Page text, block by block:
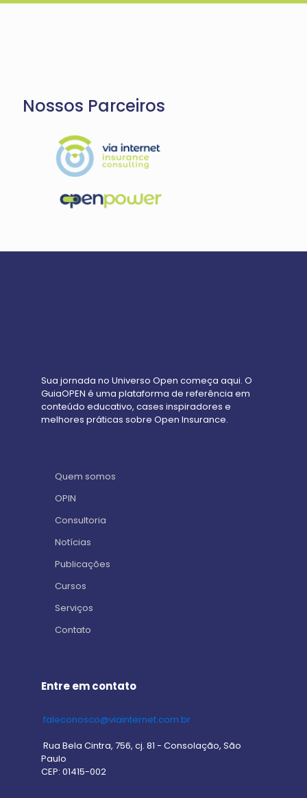
Nossos Parceiros
Sua jornada no Universo Open começa aqui. O
GuiaOPEN é uma plataforma de referência em
conteúdo educativo, cases inspiradores e
melhores práticas sobre Open Insurance.
Quem somos
OPIN
Consultoria
Notícias
Publicações
Cursos
Serviços
Contato
Entre em contato
faleconosco@viainternet.com.br
Rua Bela Cintra, 756, cj. 81 - Consolação, São
Paulo
CEP: 01415-002